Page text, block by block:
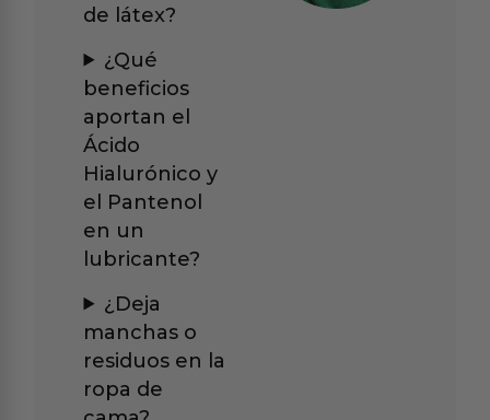
de látex?
¿Qué
beneficios
aportan el
Ácido
Hialurónico y
el Pantenol
en un
lubricante?
¿Deja
manchas o
residuos en la
ropa de